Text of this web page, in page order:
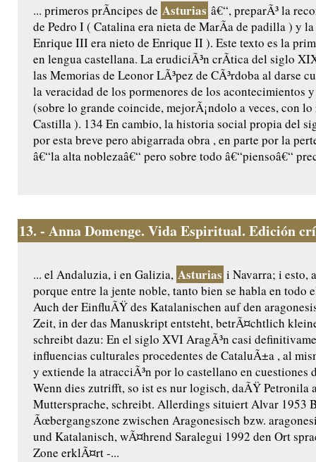
... primeros prÃ­ncipes de Asturias â€“, preparÃ³ la
de Pedro I ( Catalina era nieta de MarÃ­a de padilla ) y
Enrique III era nieto de Enrique II ). Este texto es la
en lengua castellana. La erudiciÃ³n crÃ­tica del siglo
las Memorias de Leonor LÃ³pez de CÃ³rdoba al darse
la veracidad de los pormenores de los acontecimientos
(sobre lo grande coincide, mejorÃ¡ndolo a veces, con
Castilla ). 134 En cambio, la historia social propia del
por esta breve pero abigarrada obra , en parte por la
â€“la alta noblezaâ€“ pero sobre todo â€“piensoâ€“
13. - Anna Domenge. Vida Espiritual. Edición
... el Andaluzia, i en Galizia, Asturias i Navarra; i esto,
porque entre la jente noble, tanto bien se habla en todo
Auch der EinfluÃŸ des Katalanischen auf den
Zeit, in der das Manuskript entsteht, betrÃ¤chtlich
schreibt dazu: En el siglo XVI AragÃ³n casi
influencias culturales procedentes de CataluÃ±a , al
y extiende la atracciÃ³n por lo castellano en cuestiones
Wenn dies zutrifft, so ist es nur logisch, daÃŸ Petronila
Muttersprache, schreibt. Allerdings situiert Alvar 1953
Ãœbergangszone zwischen Aragonesisch bzw.
und Katalanisch, wÃ¤hrend Saralegui 1992 den Ort
Zone erklÃ¤rt -...